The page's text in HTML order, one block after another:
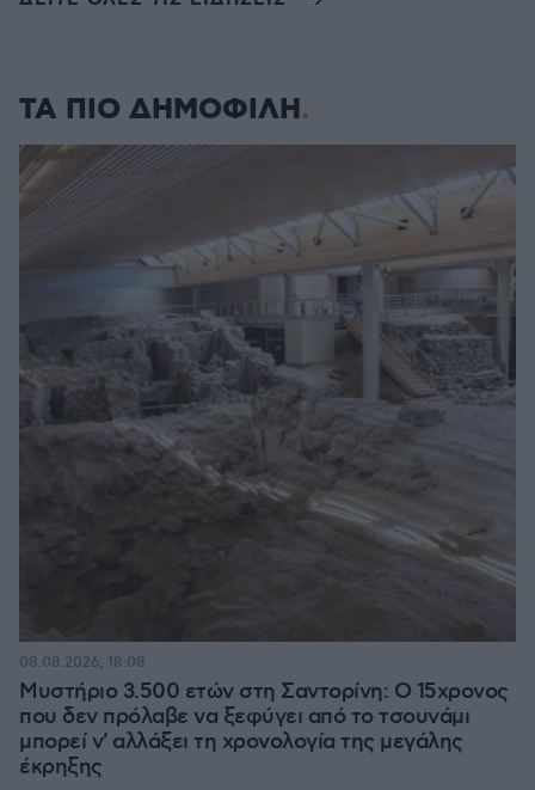
ΤΑ ΠΙΟ ΔΗΜΟΦΙΛΗ
Μυστήριο 3.500 ετών στη Σαντορίνη: Ο 15χρονος
που δεν πρόλαβε να ξεφύγει από το τσουνάμι
μπορεί ν' αλλάξει τη χρονολογία της μεγάλης
έκρηξης
08.08.2026, 18:08